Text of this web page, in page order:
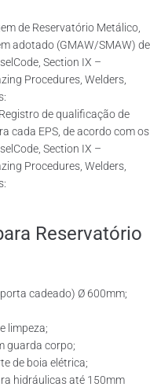
de Reservatório Metálico,
adotado (GMAW/SMAW) de
Section IX –
Procedures, Welders,
de qualificação de
cada EPS, de acordo com os
Section IX –
Procedures, Welders,
Reservatório
cadeado) Ø 600mm;
limpeza;
guarda corpo;
de boia elétrica;
hidráulicas até 150mm